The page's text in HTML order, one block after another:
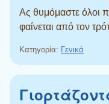
Ας θυμόμαστε όλοι
φαίνεται από τον
Κατηγορία: Γενικά